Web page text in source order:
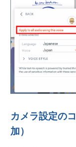
カメラ設定の
加）